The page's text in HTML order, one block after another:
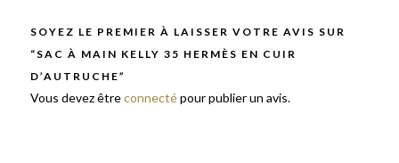
SOYEZ LE PREMIER À LAISSER VOTRE AVIS SUR
“SAC À MAIN KELLY 35 HERMÈS EN CUIR
D’AUTRUCHE”
Vous devez êtreconnectépour publier un avis.